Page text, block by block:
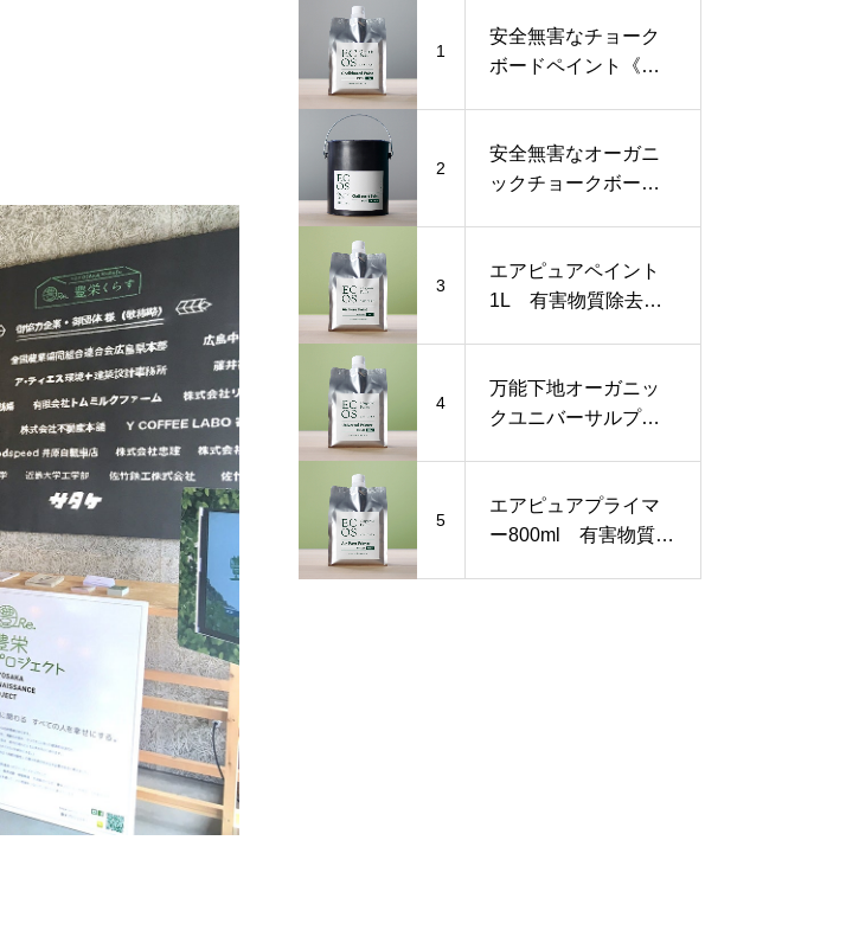
1
安全無害なチョーク
ボードペイント《黒
2
安全無害なオーガニ
ックチョークボード
3
エアピュアペイント
1L 有害物質除去す
4
万能下地オーガニッ
クユニバーサルプラ
5
エアピュアプライマ
ー800ml 有害物質を